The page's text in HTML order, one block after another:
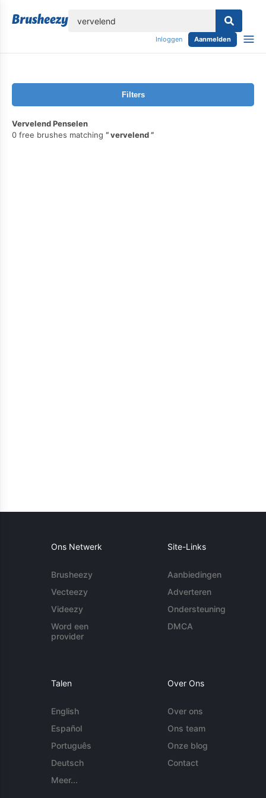
Inloggen Aanmelden
Filters
Vervelend Penselen
0 free brushes matching
vervelend
Ons Netwerk
Brusheezy
Vecteezy
Videezy
Word een
provider
Site-Links
Aanbiedingen
Adverteren
Ondersteuning
DMCA
Talen
English
Español
Português
Deutsch
Meer...
Over Ons
Over ons
Ons team
Onze blog
Contact